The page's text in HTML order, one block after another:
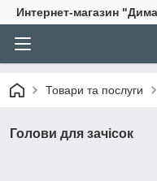
Интернет-магазин
Товари та послуги
Голови для зачісок